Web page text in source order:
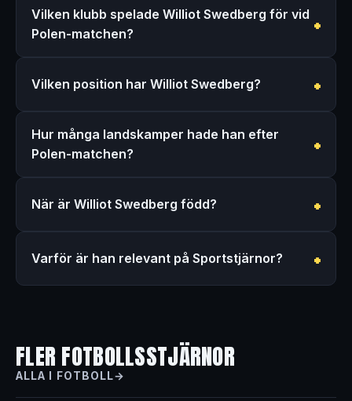
Vilken klubb spelade Williot Swedberg för vid
Polen-matchen?
Vilken position har Williot Swedberg?
Hur många landskamper hade han efter
Polen-matchen?
När är Williot Swedberg född?
Varför är han relevant på Sportstjärnor?
FLER FOTBOLLSSTJÄRNOR
ALLA I FOTBOLL